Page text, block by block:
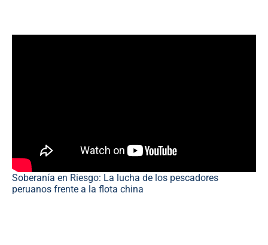
Soberanía en Riesgo: La lucha de los pescadores
peruanos frente a la flota china